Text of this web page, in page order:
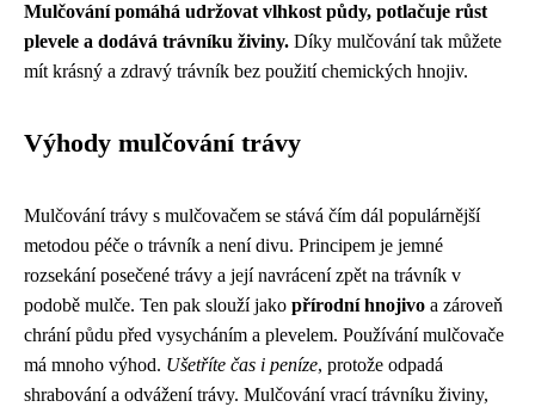
Mulčování pomáhá udržovat vlhkost půdy, potlačuje růst
plevele a dodává trávníku živiny. Díky mulčování tak můžete
mít krásný a zdravý trávník bez použití chemických hnojiv.
Výhody mulčování trávy
Mulčování trávy s mulčovačem se stává čím dál populárnější
metodou péče o trávník a není divu. Principem je jemné
rozsekání posečené trávy a její navrácení zpět na trávník v
podobě mulče. Ten pak slouží jako přírodní hnojivo a zároveň
chrání půdu před vysycháním a plevelem. Používání mulčovače
má mnoho výhod. Ušetříte čas i peníze, protože odpadá
shrabování a odvážení trávy. Mulčování vrací trávníku živiny,